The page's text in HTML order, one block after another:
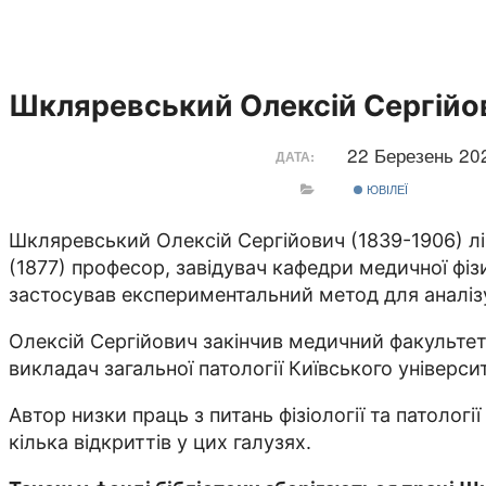
Шкляревський Олексій
ДАТА: 22 Березень
ЮВІЛЕЇ
Шкляревський Олексій Сергійович (1839-1906)
(1877) професор, завідувач кафедри медичної
застосував експериментальний метод для
Олексій Сергійович закінчив медичний
викладач загальної патології Київського
Автор низки праць з питань фізіології та
кілька відкриттів у цих галузях.